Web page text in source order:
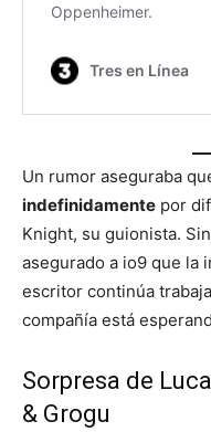
Un rumor aseguraba
indefinidamente por
Knight, su guionista.
asegurado a io9 que la
escritor continúa
compañía está
Sorpresa de
& Grogu